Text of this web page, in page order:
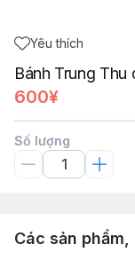
Yêu thích
Bánh Trung Thu
600¥
Số lượng
Các sản